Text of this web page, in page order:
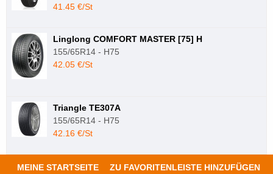
41.45 €/St
Linglong COMFORT MASTER [75] H
155/65R14 - H75
42.05 €/St
Triangle TE307A
155/65R14 - H75
42.16 €/St
MEINE STARTSEITE ZU FAVORITENLEISTE HINZUFÜGEN